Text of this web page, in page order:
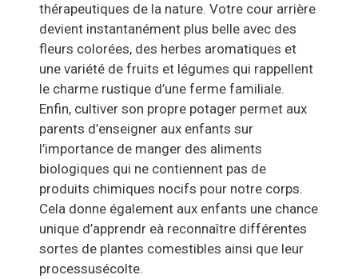
thérapeutiques de la nature. Votre cour arrière
devient instantanément plus belle avec des
fleurs colorées, des herbes aromatiques et
une variété de fruits et légumes qui rappellent
le charme rustique d’une ferme familiale.
Enfin, cultiver son propre potager permet aux
parents d’enseigner aux enfants sur
l’importance de manger des aliments
biologiques qui ne contiennent pas de
produits chimiques nocifs pour notre corps.
Cela donne également aux enfants une chance
unique d’apprendr eà reconnaître différentes
sortes de plantes comestibles ainsi que leur
processusécolte.